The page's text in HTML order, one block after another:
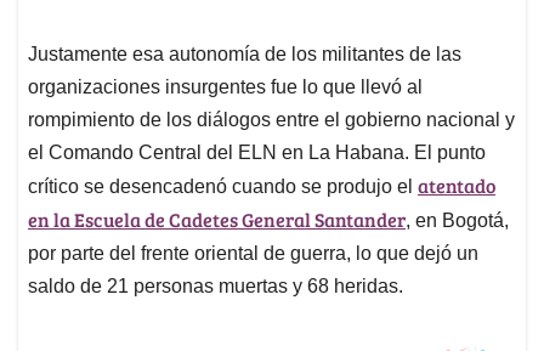
Justamente esa autonomía de los militantes de las
organizaciones insurgentes fue lo que llevó al
rompimiento de los diálogos entre el gobierno nacional y
el Comando Central del ELN en La Habana. El punto
crítico se desencadenó cuando se produjo el atentado
en la Escuela de Cadetes General Santander, en Bogotá,
por parte del frente oriental de guerra, lo que dejó un
saldo de 21 personas muertas y 68 heridas.